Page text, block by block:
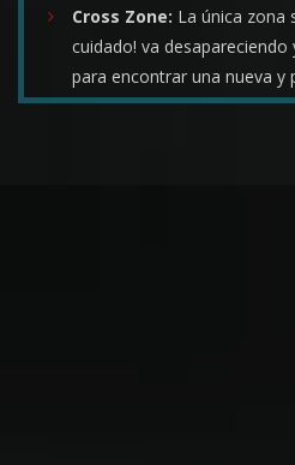
Cross Zone: La única zona
cuidado! va
para encontrar una nueva y